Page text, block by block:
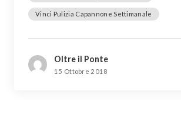
Vinci Pulizia Capannone Settimanale
Oltre il Ponte
15 Ottobre 2018